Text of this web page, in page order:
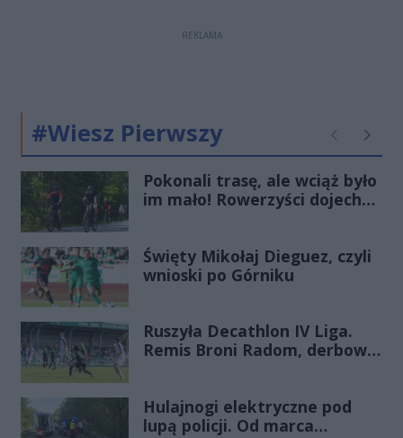
REKLAMA
#Wiesz Pierwszy Poprzednie
Pokonali trasę, ale wciąż było
im mało! Rowerzyści dojechali
Święty Mikołaj Dieguez, czyli
wnioski po Górniku
Ruszyła Decathlon IV Liga.
Remis Broni Radom, derbowa
Hulajnogi elektryczne pod
lupą policji. Od marca